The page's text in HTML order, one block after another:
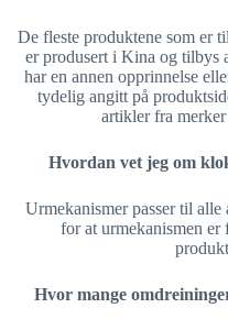
De fleste produktene som er
er produsert i Kina og tilbys
har en annen opprinnelse
tydelig angitt på
artikler fra
Hvordan vet jeg om
Urmekanismer passer til
for at urmekanismen
Hvor mange